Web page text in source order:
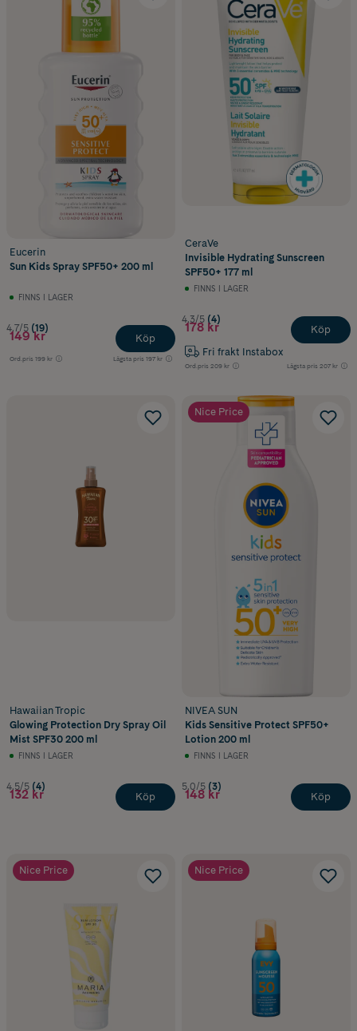
Eucerin
Sun Kids Spray SPF50+ 200 ml
FINNS I LAGER
4.7/5 (19)
149 kr
Ord.pris 199 kr Lägsta pris 197 kr
Köp
CeraVe
Invisible Hydrating Sunscreen
SPF50+ 177 ml
FINNS I LAGER
4.3/5 (4)
178 kr
Fri frakt Instabox
Ord.pris 209 kr Lägsta pris 207 kr
Köp
Hawaiian Tropic
Glowing Protection Dry Spray Oil
Mist SPF30 200 ml
FINNS I LAGER
4.5/5 (4)
132 kr Köp
Nice Price
NIVEA SUN
Kids Sensitive Protect SPF50+
Lotion 200 ml
FINNS I LAGER
5.0/5 (3)
148 kr Köp
Nice Price Nice Price